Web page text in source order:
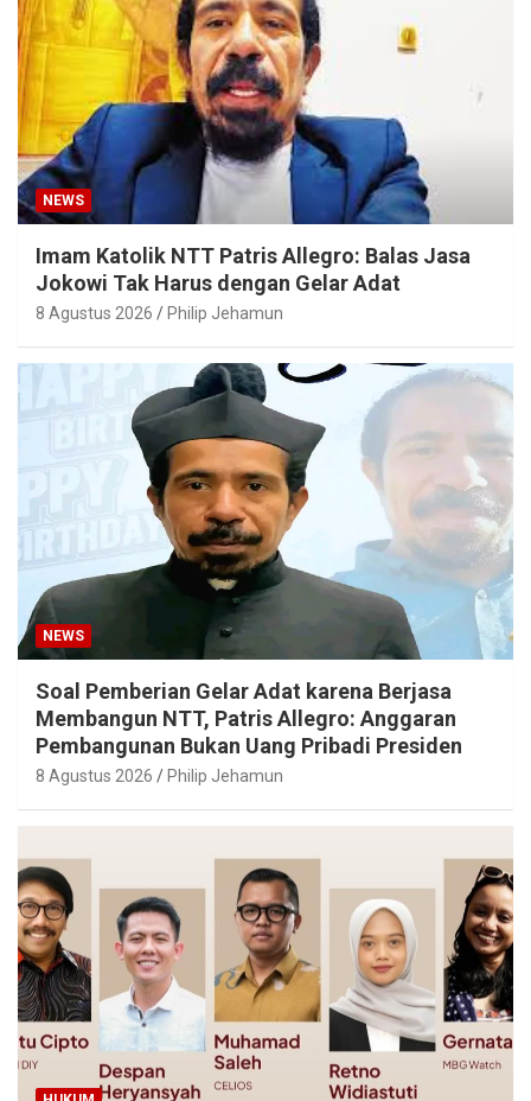
NEWS
Imam Katolik NTT Patris Allegro: Balas Jasa
Jokowi Tak Harus dengan Gelar Adat
8 Agustus 2026 Philip Jehamun
NEWS
Soal Pemberian Gelar Adat karena Berjasa
Membangun NTT, Patris Allegro: Anggaran
Pembangunan Bukan Uang Pribadi Presiden
8 Agustus 2026 Philip Jehamun